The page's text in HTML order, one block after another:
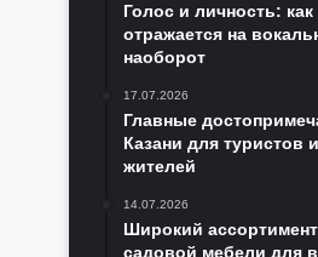
Голос и личность: как
отражается на
наоборот
17.07.2026
Главные
Казани для туристов
жителей
14.07.2026
Широкий
садовой мебели для